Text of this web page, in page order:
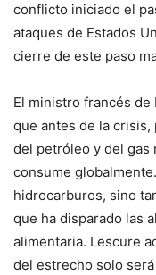
conflicto iniciado el
ataques de Estados
cierre de este paso
El ministro francés de
que antes de la
del petróleo y del gas
consume
hidrocarburos, sino
que ha disparado las
alimentaria. Lescure
del estrecho solo